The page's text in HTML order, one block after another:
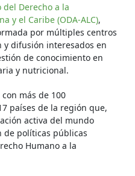
del Derecho a la
y el Caribe (ODA-ALC),
por múltiples centros
difusión interesados en
de conocimiento en
y nutricional.
más de 100
países de la región que,
activa del mundo
de políticas públicas
Humano a la